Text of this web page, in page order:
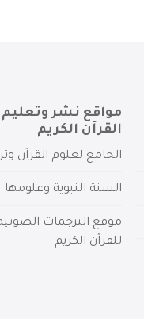
مواقع نشر وتعليم
القرآن الكريم
الجامع لعلوم القرآن
السنة النبوية وعلومها
موقع الترجمات
للقرآن الكريم